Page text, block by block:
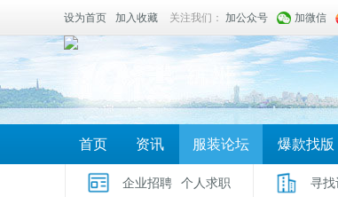
设为首页 加入收藏 关注我们： 加公众号 加微信
首页 资讯 服装论坛 爆款找版
企业招聘
个人求职
寻找